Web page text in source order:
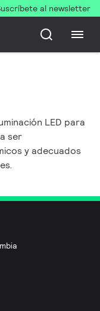
al newsletter
LED para
ser
y adecuados